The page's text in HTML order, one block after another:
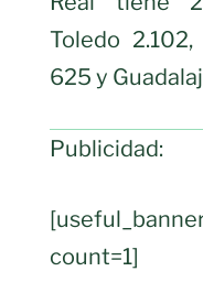
Toledo
625 y
Publicidad:
count=1]